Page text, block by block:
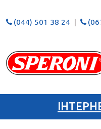
(044) 501 38 24